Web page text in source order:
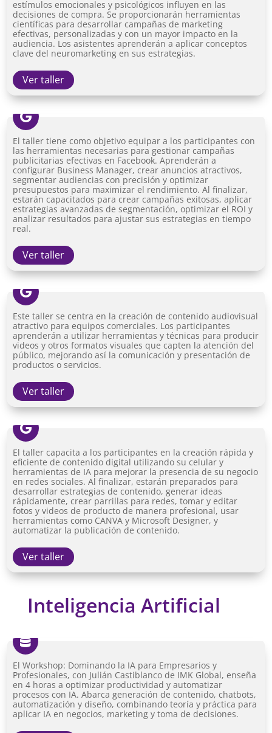
estímulos emocionales y psicológicos influyen en las
decisiones de compra. Se proporcionarán herramientas
científicas para desarrollar campañas de marketing
efectivas, personalizadas y con un mayor impacto en la
audiencia. Los asistentes aprenderán a aplicar conceptos
clave del neuromarketing en sus estrategias.
Ver taller

El taller tiene como objetivo equipar a los participantes con
las herramientas necesarias para gestionar campañas
publicitarias efectivas en Facebook. Aprenderán a
configurar Business Manager, crear anuncios atractivos,
segmentar audiencias con precisión y optimizar
presupuestos para maximizar el rendimiento. Al finalizar,
estarán capacitados para crear campañas exitosas, aplicar
estrategias avanzadas de segmentación, optimizar el ROI y
analizar resultados para ajustar sus estrategias en tiempo
real.
Ver taller

Este taller se centra en la creación de contenido audiovisual
atractivo para equipos comerciales. Los participantes
aprenderán a utilizar herramientas y técnicas para producir
videos y otros formatos visuales que capten la atención del
público, mejorando así la comunicación y presentación de
productos o servicios.
Ver taller

El taller capacita a los participantes en la creación rápida y
eficiente de contenido digital utilizando su celular y
herramientas de IA para mejorar la presencia de su negocio
en redes sociales. Al finalizar, estarán preparados para
desarrollar estrategias de contenido, generar ideas
rápidamente, crear parrillas para redes, tomar y editar
fotos y videos de producto de manera profesional, usar
herramientas como CANVA y Microsoft Designer, y
automatizar la publicación de contenido.
Ver taller
Inteligencia Artificial

El Workshop: Dominando la IA para Empresarios y
Profesionales, con Julián Castiblanco de IMK Global, enseña
en 4 horas a optimizar productividad y automatizar
procesos con IA. Abarca generación de contenido, chatbots,
automatización y diseño, combinando teoría y práctica para
aplicar IA en negocios, marketing y toma de decisiones.